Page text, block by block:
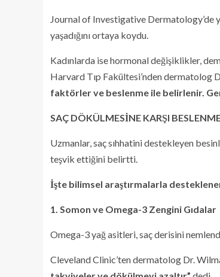
Journal of Investigative Dermatology’de
yaşadığını ortaya koydu.
Kadınlarda ise hormonal değişiklikler,
Harvard Tıp Fakültesi’nden dermatolog
faktörler ve beslenme ile belirlenir.
SAÇ DÖKÜLMESİNE KARŞI
Uzmanlar, saç sıhhatini destekleyen
teşvik ettiğini belirtti.
İşte bilimsel araştırmalarla
1. Somon ve Omega-3 Zengini Gıdalar
Omega-3 yağ asitleri, saç derisini
Cleveland Clinic’ten dermatolog Dr.